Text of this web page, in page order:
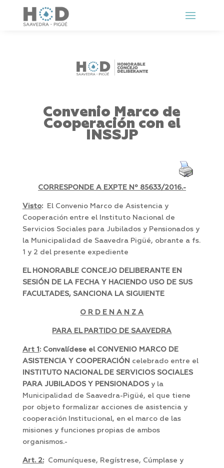
Convenio Marco de
Cooperación con el
INSSJP
CORRESPONDE A EXPTE Nº 85633/2016.-
Visto:
El Convenio Marco de Asistencia y
Cooperación entre el Instituto Nacional de
Servicios Sociales para Jubilados y Pensionados y
la Municipalidad de Saavedra Pigüé, obrante a fs.
1 y 2 del presente expediente
EL HONORABLE CONCEJO DELIBERANTE EN
SESIÓN DE LA FECHA Y HACIENDO USO DE SUS
FACULTADES, SANCIONA LA SIGUIENTE
O R D E N A N Z A
PARA EL PARTIDO DE SAAVEDRA
Art 1 : Convalídese el CONVENIO MARCO DE
ASISTENCIA Y COOPERACIÓN celebrado entre el
INSTITUTO NACIONAL DE SERVICIOS SOCIALES
PARA JUBILADOS Y PENSIONADOS y la
Municipalidad de Saavedra-Pigüé, el que tiene
por objeto formalizar acciones de asistencia y
cooperación Institucional, en el marco de las
misiones y funciones propias de ambos
organismos.-
Art. 2:
Comuníquese, Regístrese, Cúmplase y